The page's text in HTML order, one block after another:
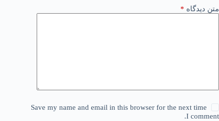
متن دیدگاه *
Save my name and email in this browser for the next time
I comment.